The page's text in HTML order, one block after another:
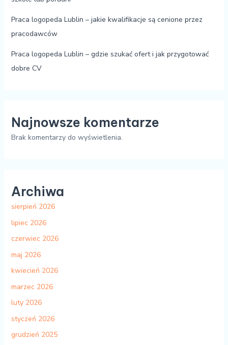
Praca logopeda Lublin – jakie kwalifikacje są cenione przez
pracodawców
Praca logopeda Lublin – gdzie szukać ofert i jak przygotować
dobre CV
Najnowsze komentarze
Brak komentarzy do wyświetlenia.
Archiwa
sierpień 2026
lipiec 2026
czerwiec 2026
maj 2026
kwiecień 2026
marzec 2026
luty 2026
styczeń 2026
grudzień 2025